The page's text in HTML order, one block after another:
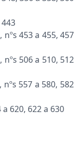
453 a 455, 457
506 a 510, 512
557 a 580, 582
620, 622 a 630